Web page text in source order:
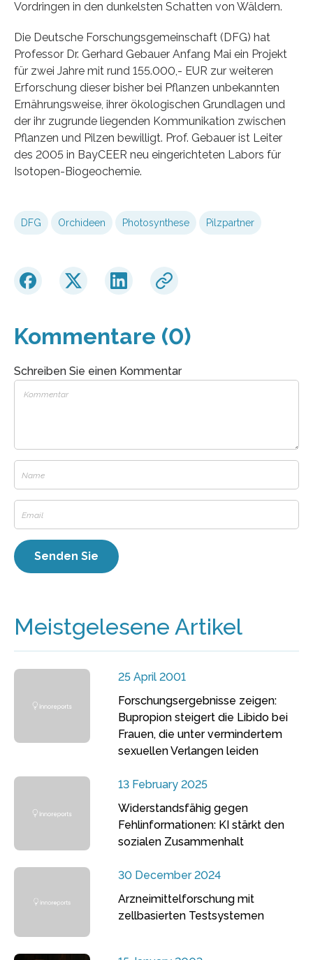
Vordringen in den dunkelsten Schatten von Wäldern.
Die Deutsche Forschungsgemeinschaft (DFG) hat
Professor Dr. Gerhard Gebauer Anfang Mai ein Projekt
für zwei Jahre mit rund 155.000,- EUR zur weiteren
Erforschung dieser bisher bei Pflanzen unbekannten
Ernährungsweise, ihrer ökologischen Grundlagen und
der ihr zugrunde liegenden Kommunikation zwischen
Pflanzen und Pilzen bewilligt. Prof. Gebauer ist Leiter
des 2005 in BayCEER neu eingerichteten Labors für
Isotopen-Biogeochemie.
DFG Orchideen Photosynthese Pilzpartner
Kommentare (0)
Schreiben Sie einen Kommentar
Meistgelesene Artikel
25 April 2001
Forschungsergebnisse zeigen:
Bupropion steigert die Libido bei
Frauen, die unter vermindertem
sexuellen Verlangen leiden
13 February 2025
Widerstandsfähig gegen
Fehlinformationen: KI stärkt den
sozialen Zusammenhalt
30 December 2024
Arzneimittelforschung mit
zellbasierten Testsystemen